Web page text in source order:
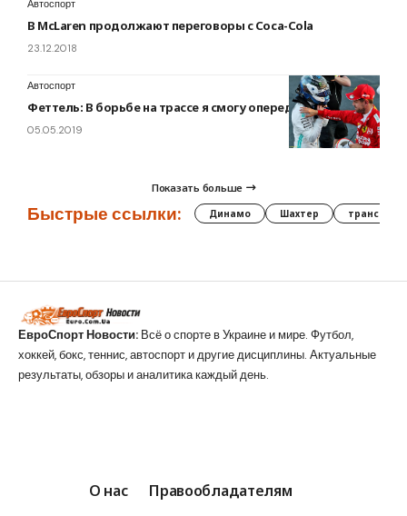
Автоспорт
В McLaren продолжают переговоры с Coca-Cola
23.12.2018
Автоспорт
Феттель: В борьбе на трассе я смогу опередить Mercedes
05.05.2019
Показать больше
Быстрые ссылки: Динамо Шахтер трансферы
ЕвроСпорт Новости: Всё о спорте в Украине и мире. Футбол,
хоккей, бокс, теннис, автоспорт и другие дисциплины. Актуальные
результаты, обзоры и аналитика каждый день.
О нас Правообладателям